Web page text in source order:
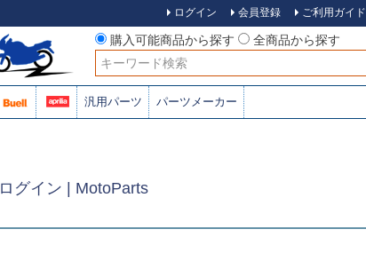
ログイン 会員登録 ご利用ガイド
購入可能商品から探す
全商品から探す
検索
汎用パーツ パーツメーカー
ログイン | MotoParts